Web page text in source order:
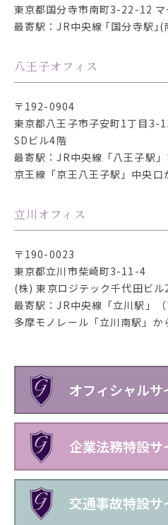
東京都国分寺市南町3-22-12
最寄駅：JR中央線 ｢国分寺駅｣
八王子オフィス
〒192-0904
東京都八王子市子安町1丁目3-
SDビル4階
最寄駅：JR中央線「八王子駅
京王線「京王八王子駅」中央口
立川オフィス
〒190-0023
東京都立川市柴崎町3-11-4
(株) 東京ロジテック千代田ビル
最寄駅：JR中央線「立川駅」
多摩モノレール「立川南駅」か
オフィシャルサ
企業法務特設サ
交通事故特設サ